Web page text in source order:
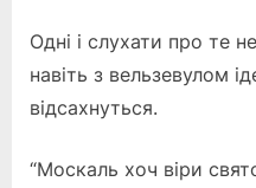
Одні і слухати про те
навіть з вельзевулом
відсахнуться.
“Москаль хоч віри